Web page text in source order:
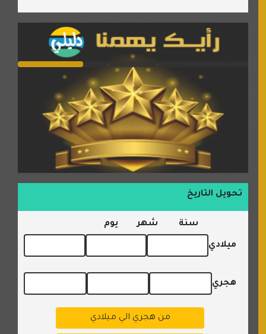
تحويل التاريخ
سنة شهر يوم
ميلادي
هجري
من هجري الي ميلادي